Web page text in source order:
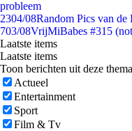
probleem
2304/08Random Pics van de
703/08VrijMiBabes #315
Laatste items
Laatste items
Toon berichten uit deze
Actueel
Entertainment
Sport
Film & Tv